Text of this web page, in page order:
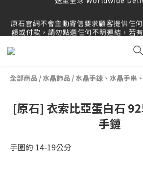
送至全球 Worldwide
原石官網不會主動寄信要求顧客提供任
額或付款，請勿點選任何不明連結，若
反詐騙專線查證。
原石官網提供刷卡分期服務，歡迎多多
全部商品 /水晶飾品 /水晶手鍊、水晶手串
[原石] 衣索比亞蛋白石
手鏈
手圍約 14-19公分